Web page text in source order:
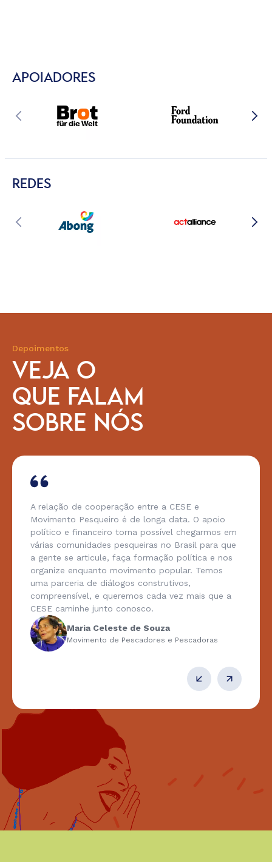
APOIADORES
REDES
Depoimentos
VEJA O
QUE FALAM
SOBRE NÓS
A relação de cooperação entre a CESE e
Movimento Pesqueiro é de longa data. O apoio
político e financeiro torna possível chegarmos em
várias comunidades pesqueiras no Brasil para que
a gente se articule, faça formação política e nos
organize enquanto movimento popular. Temos
uma parceria de diálogos construtivos,
compreensível, e queremos cada vez mais que a
CESE caminhe junto conosco.
Maria Celeste de Souza
Movimento de Pescadores e Pescadoras